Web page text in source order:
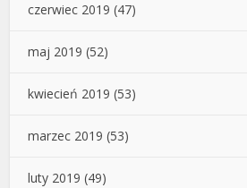
czerwiec 2019 (47)
maj 2019 (52)
kwiecień 2019 (53)
marzec 2019 (53)
luty 2019 (49)